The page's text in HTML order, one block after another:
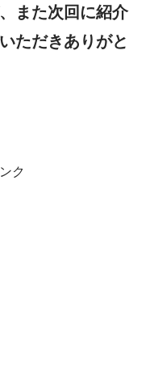
また次回に紹介
ただきありがと
ク